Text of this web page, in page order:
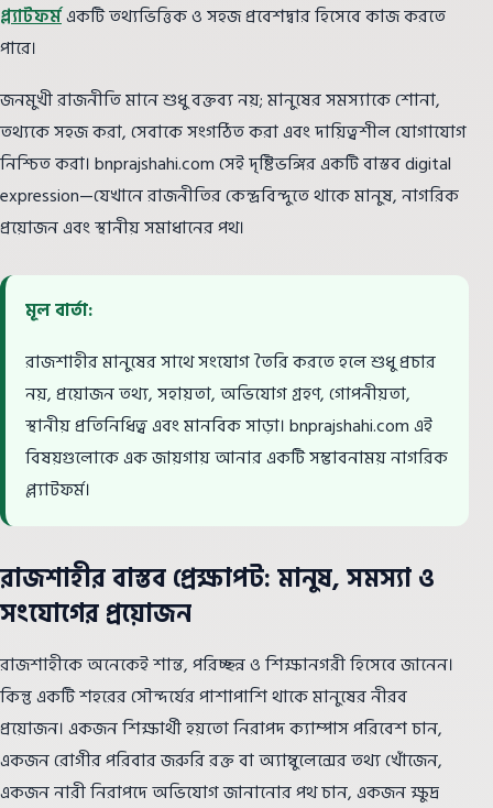
প্ল্যাটফর্মএকটি তথ্যভিত্তিক ও সহজ প্রবেশদ্বার হিসেবে কাজ করতে
পারে।
জনমুখী রাজনীতি মানে শুধু বক্তব্য নয়; মানুষের সমস্যাকে শোনা,
তথ্যকে সহজ করা, সেবাকে সংগঠিত করা এবং দায়িত্বশীল যোগাযোগ
নিশ্চিত করা। bnprajshahi.com সেই দৃষ্টিভঙ্গির একটি বাস্তব digital
expression—যেখানে রাজনীতির কেন্দ্রবিন্দুতে থাকে মানুষ, নাগরিক
প্রয়োজন এবং স্থানীয় সমাধানের পথ।
মূল বার্তা:
রাজশাহীর মানুষের সাথে সংযোগ তৈরি করতে হলে শুধু প্রচার
নয়, প্রয়োজন তথ্য, সহায়তা, অভিযোগ গ্রহণ, গোপনীয়তা,
স্থানীয় প্রতিনিধিত্ব এবং মানবিক সাড়া। bnprajshahi.com এই
বিষয়গুলোকে এক জায়গায় আনার একটি সম্ভাবনাময় নাগরিক
প্ল্যাটফর্ম।
রাজশাহীর বাস্তব প্রেক্ষাপট: মানুষ, সমস্যা ও
সংযোগের প্রয়োজন
রাজশাহীকে অনেকেই শান্ত, পরিচ্ছন্ন ও শিক্ষানগরী হিসেবে জানেন।
কিন্তু একটি শহরের সৌন্দর্যের পাশাপাশি থাকে মানুষের নীরব
প্রয়োজন। একজন শিক্ষার্থী হয়তো নিরাপদ ক্যাম্পাস পরিবেশ চান,
একজন রোগীর পরিবার জরুরি রক্ত বা অ্যাম্বুলেন্সের তথ্য খোঁজেন,
একজন নারী নিরাপদে অভিযোগ জানানোর পথ চান, একজন ক্ষুদ্র